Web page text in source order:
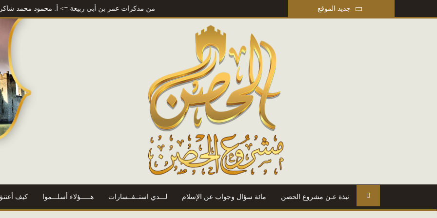
جديد الموقع المتنبي=> من مذكرات عمر بن أبي ربيعة => أ. محمود محمد شاكر
نبذة عـن مشروع الحصن مائة سؤال وجواب عن الإسلام لـــدي استــفــسارات هـــــؤلاء أسلـــموا كيف